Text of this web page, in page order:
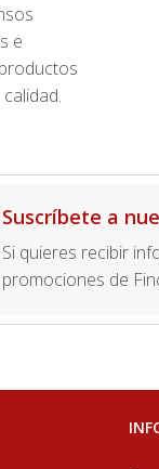
e
Suscríbete a
Si quieres recibir
promociones de